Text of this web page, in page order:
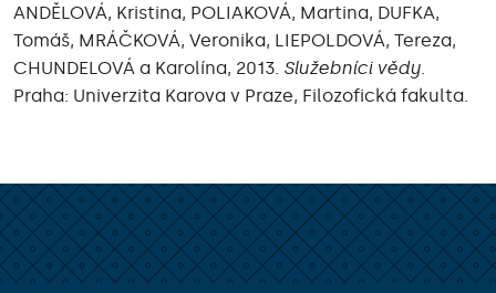
ANDĚLOVÁ, Kristina, POLIAKOVÁ, Martina, DUFKA,
Tomáš, MRÁČKOVÁ, Veronika, LIEPOLDOVÁ, Tereza,
CHUNDELOVÁ a Karolína, 2013. Služebníci vědy
Praha: Univerzita Karova v Praze, Filozofická fakulta.